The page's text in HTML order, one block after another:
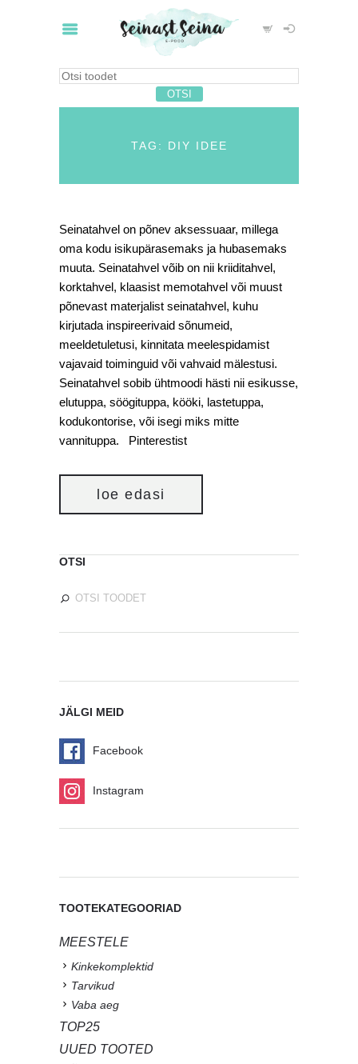
TAG: DIY IDEE
Seinatahvel on põnev aksessuaar, millega
oma kodu isikupärasemaks ja hubasemaks
muuta. Seinatahvel võib on nii kriiditahvel,
korktahvel, klaasist memotahvel või muust
põnevast materjalist seinatahvel, kuhu
kirjutada inspireerivaid sõnumeid,
meeldetuletusi, kinnitata meelespidamist
vajavaid toiminguid või vahvaid mälestusi.
Seinatahvel sobib ühtmoodi hästi nii esikusse,
elutuppa, söögituppa, kööki, lastetuppa,
kodukontorise, või isegi miks mitte
vannituppa. Pinterestist
loe edasi
OTSI
JÄLGI MEID
Facebook
Instagram
TOOTEKATEGOORIAD
MEESTELE
Kinkekomplektid
Tarvikud
Vaba aeg
TOP25
UUED TOOTED